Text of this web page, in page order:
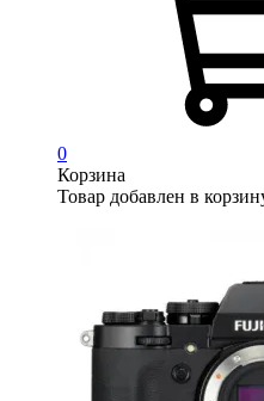
0
Корзина
Товар добавлен в